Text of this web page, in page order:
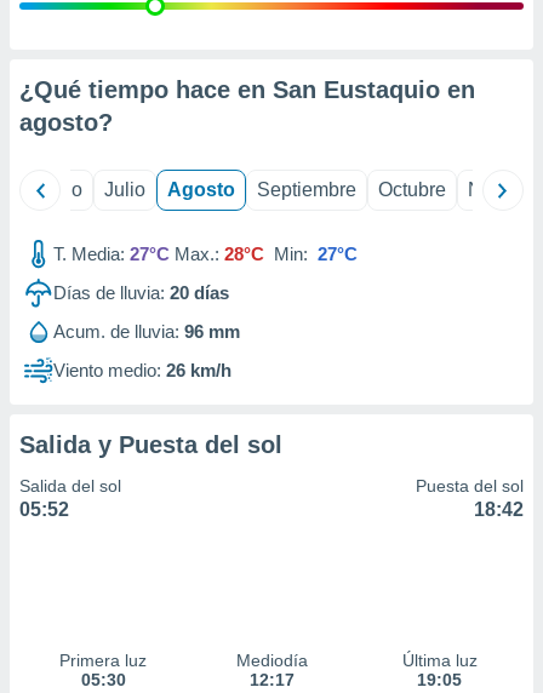
e
mediante
publicidad
de
1199
¿Qué tiempo hace en San Eustaquio en
agosto?
Junio Julio Agosto Septiembre Octubre
T. Media: 27°C Max.: 28°C Min: 27°C
Días de lluvia: 20 días
Acum. de lluvia: 96 mm
Viento medio: 26 km/h
Salida y Puesta del sol
Salida del sol
05:52
Puesta del sol
18:42
Primera luz
05:30
Mediodía
12:17
Última luz
19:05